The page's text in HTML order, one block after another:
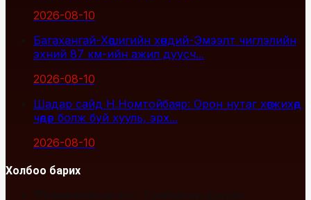
2026-08-10
Багахангай-Хөшигийн хөндий-Эмээлт чиглэлийн
эхний 87 км-ийн ажил дуусч...
2026-08-10
Шадар сайд Н.Номтойбаяр: Орон нутаг хөгжихөд
чөдөр болж буй хууль, эрх...
2026-08-10
Холбоо барих